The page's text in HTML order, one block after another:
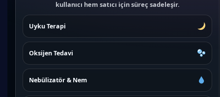
kullanıcı hem satıcı için süreç sadeleşir.
Uyku Terapi
Oksijen Tedavi
Nebülizatör & Nem